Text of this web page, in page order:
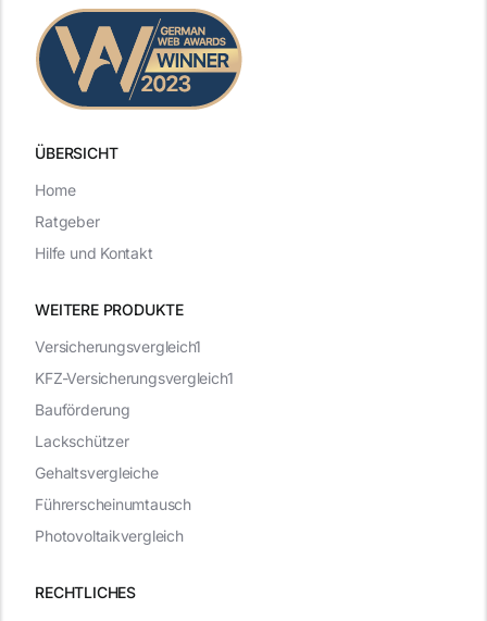
ÜBERSICHT
WEITERE PRODUKTE
RECHTLICHES
Versicherungsvergleich1
KFZ-Versicherungsvergleich1
Bauförderung
Lackschützer
Gehaltsvergleiche
Führerscheinumtausch
Photovoltaikvergleich
Home
Ratgeber
Hilfe und Kontakt